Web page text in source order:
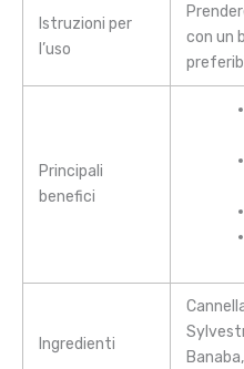
Istruzioni per
l’uso
con un
Principali
benefici
Ingredienti